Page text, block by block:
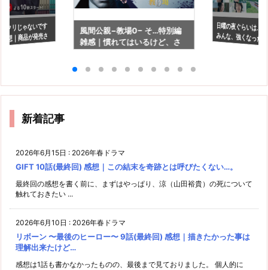
クリじゃないです
想｜商品が発売さ
風間公親−教場0− そ…特別編
雑感｜慣れてはいるけど、さ
日曜の夜ぐらいは…
みんな、強くなった
新着記事
2026年6月15日 : 2026年春ドラマ
GIFT 10話(最終回) 感想｜この結末を奇跡とは呼びたくない…。
最終回の感想を書く前に、まずはやっぱり、涼（山田裕貴）の死について
触れておきたい ...
2026年6月10日 : 2026年春ドラマ
リボーン 〜最後のヒーロー〜 9話(最終回) 感想｜描きたかった事は
理解出来たけど…
感想は1話も書かなかったものの、最後まで見ておりました。 個人的に